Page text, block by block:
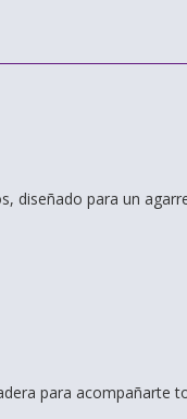
diseñado para un
para acompañarte